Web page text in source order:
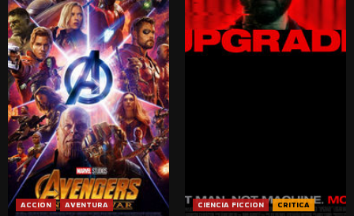
ACCION
AVENTURA
CIENCIA FICCION
CRITICA